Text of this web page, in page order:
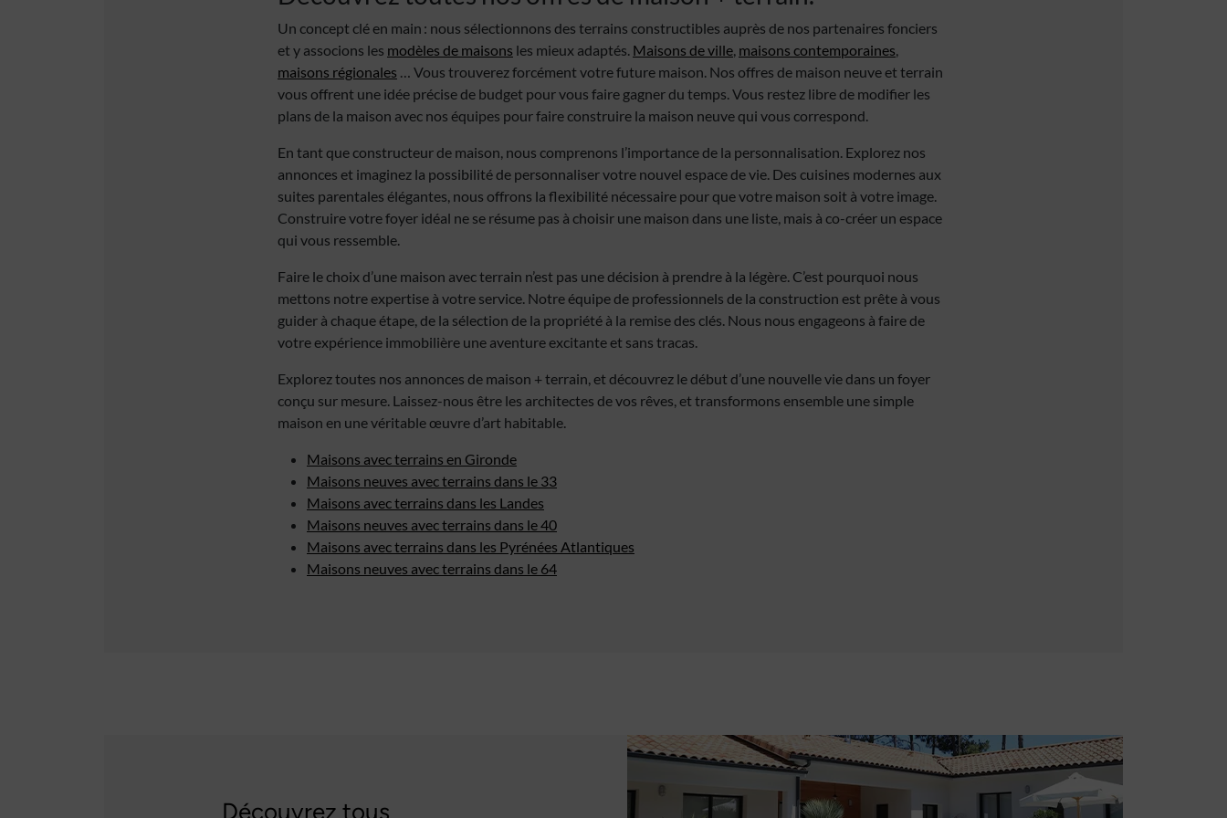
Un concept clé en main : nous sélectionnons des terrains constructibles auprès de nos partenaires fonciers
et y associons les modèles de maisons les mieux adaptés. Maisons de ville, maisons contemporaines,
maisons régionales … Vous trouverez forcément votre future maison. Nos offres de maison neuve et terrain
vous offrent une idée précise de budget pour vous faire gagner du temps. Vous restez libre de modifier les
plans de la maison avec nos équipes pour faire construire la maison neuve qui vous correspond.
En tant que constructeur de maison, nous comprenons l’importance de la personnalisation. Explorez nos
annonces et imaginez la possibilité de personnaliser votre nouvel espace de vie. Des cuisines modernes aux
suites parentales élégantes, nous offrons la flexibilité nécessaire pour que votre maison soit à votre image.
Construire votre foyer idéal ne se résume pas à choisir une maison dans une liste, mais à co-créer un espace
qui vous ressemble.
Faire le choix d’une maison avec terrain n’est pas une décision à prendre à la légère. C’est pourquoi nous
mettons notre expertise à votre service. Notre équipe de professionnels de la construction est prête à vous
guider à chaque étape, de la sélection de la propriété à la remise des clés. Nous nous engageons à faire de
votre expérience immobilière une aventure excitante et sans tracas.
Explorez toutes nos annonces de maison + terrain, et découvrez le début d’une nouvelle vie dans un foyer
conçu sur mesure. Laissez-nous être les architectes de vos rêves, et transformons ensemble une simple
maison en une véritable œuvre d’art habitable.
Maisons avec terrains en Gironde
Maisons neuves avec terrains dans le 33
Maisons avec terrains dans les Landes
Maisons neuves avec terrains dans le 40
Maisons avec terrains dans les Pyrénées Atlantiques
Maisons neuves avec terrains dans le 64
Découvrez tous